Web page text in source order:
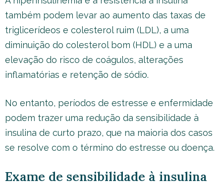
também podem levar ao aumento das taxas de
triglicerídeos e colesterol ruim (LDL), a uma
diminuição do colesterol bom (HDL) e a uma
elevação do risco de coágulos, alterações
inflamatórias e retenção de sódio.
No entanto, períodos de estresse e enfermidade
podem trazer uma redução da sensibilidade à
insulina de curto prazo, que na maioria dos casos
se resolve com o término do estresse ou doença.
Exame de sensibilidade à insulina